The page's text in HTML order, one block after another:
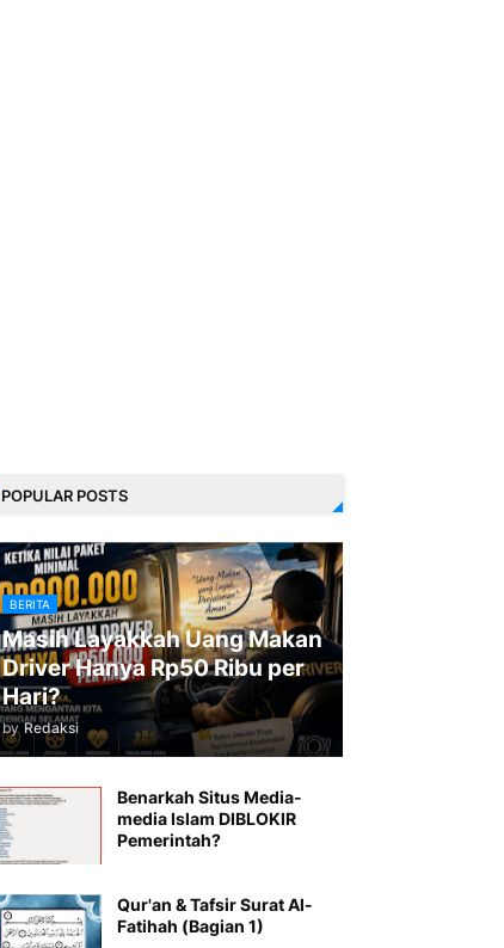
POPULAR POSTS
BERITA
Masih Layakkah Uang Makan
Driver Hanya Rp50 Ribu per
Hari?
by Redaksi
Benarkah Situs Media-
media Islam DIBLOKIR
Pemerintah?
Qur'an & Tafsir Surat Al-
Fatihah (Bagian 1)